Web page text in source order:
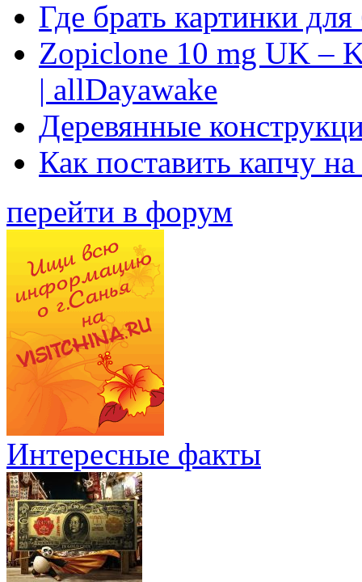
Где брать картинки
Zopiclone 10 mg UK –
| allDayawake
Деревянные
Как поставить капчу
перейти в форум
Интересные факты